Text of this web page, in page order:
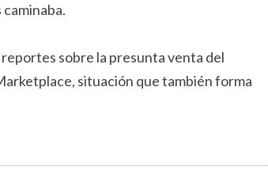
sobre la presunta venta del
situación que también forma